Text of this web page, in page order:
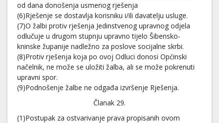
od dana donošenja usmenog rješenja
(6)Rješenje se dostavlja korisniku i/ili davatelju usluge.
(7)O žalbi protiv rješenja Jedinstvenog upravnog odjela
odlučuje u drugom stupnju upravno tijelo Šibensko-
kninske županije nadležno za poslove socijalne skrbi.
(8)Protiv rješenja koja po ovoj Odluci donosi Općinski
načelnik, ne može se uložiti žalba, ali se može pokrenuti
upravni spor.
(9)Podnošenje žalbe ne odgađa izvršenje Rješenja.
Članak 29.
(1)Postupak za ostvarivanje prava propisanih ovom